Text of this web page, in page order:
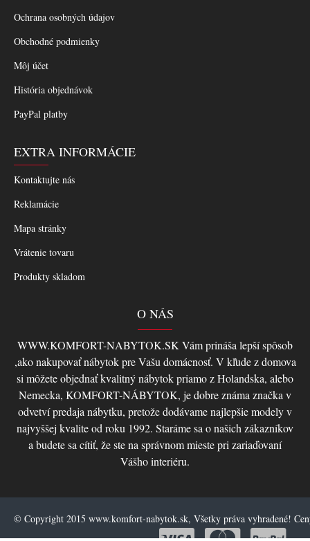
Ochrana osobných údajov
Obchodné podmienky
Môj účet
História objednávok
PayPal platby
EXTRA INFORMÁCIE
Kontaktujte nás
Reklamácie
Mapa stránky
Vrátenie tovaru
Produkty skladom
O NÁS
WWW.KOMFORT-NABYTOK.SK Vám prináša lepší spôsob
,ako nakupovať nábytok pre Vašu domácnosť. V kľude z domova
si môžete objednať kvalitný nábytok priamo z Holandska, alebo
Nemecka, KOMFORT-NÁBYTOK, je dobre známa značka v
odvetví predaja nábytku, pretože dodávame najlepšie modely v
najvyššej kvalite od roku 1992. Staráme sa o našich zákazníkov
a budete sa cítiť, že ste na správnom mieste pri zariaďovaní
Vášho interiéru.
© Copyright 2015 www.komfort-nabytok.sk, Všetky práva vyhradené!